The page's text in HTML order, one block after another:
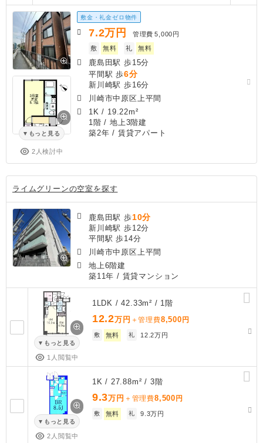
もっと見る
2人検討中
敷金・礼金ゼロ物件
7.2万円 管理費 5,000円
敷
無料 礼 無料
鹿島田駅 歩15分
平間駅 歩6分
新川崎駅 歩16分
川崎市中原区上平間
1K / 19.22m²
1階 / 地上3階建
築2年 / 賃貸アパート
ライムグリーンの空室を探す
鹿島田駅 歩10分
新川崎駅 歩12分
平間駅 歩14分
川崎市中原区上平間
地上6階建
築11年 / 賃貸マンション
もっと見る
1人閲覧中
1LDK / 42.33m² / 1階
12.2万円 ＋管理費8,500 円
敷 無料 礼 12.2万円
もっと見る
2人閲覧中
1K / 27.88m² / 3階
9.3万円 ＋管理費8,500 円
敷 無料 礼 9.3万円